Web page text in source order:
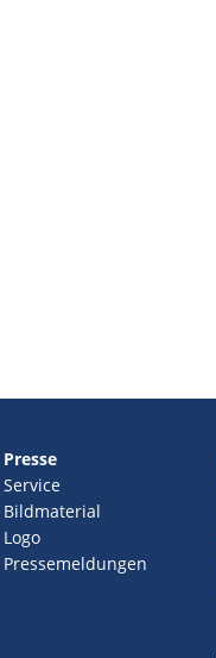
Presse
Service
Bildmaterial
Logo
Pressemeldungen